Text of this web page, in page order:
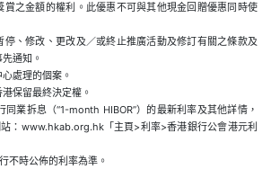
賞之金額的權利。此優惠不可與其他現金回贈優惠同時使
停、修改、更改及／或終止推廣活動及修訂有關之條款及
通知。
處理的個案。
保留最終決定權。
同業拆息（“1-month HIBOR”）的最新利率及其他詳情，
：www.hkab.org.hk「主頁>利率>香港銀行公會港元利
不時公佈的利率為準。